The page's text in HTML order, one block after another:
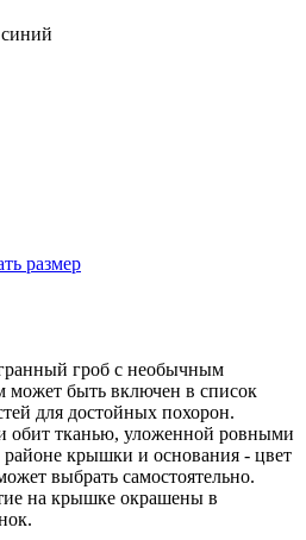
размер
гроб с необычным
может быть включен в список
для достойных похорон.
обит тканью, уложенной ровными
крышки и основания - цвет
выбрать самостоятельно.
на крышке окрашены в